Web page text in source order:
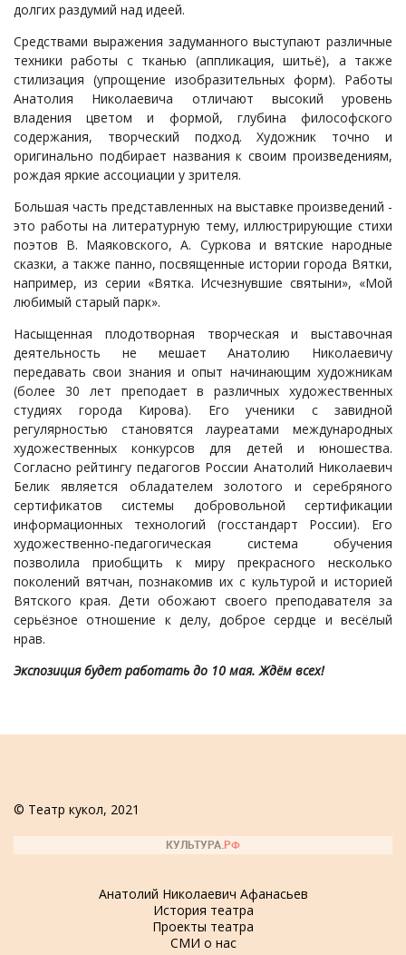
долгих раздумий над идеей.
Средствами выражения задуманного выступают различные
техники работы с тканью (аппликация, шитьё), а также
стилизация (упрощение изобразительных форм). Работы
Анатолия Николаевича отличают высокий уровень
владения цветом и формой, глубина философского
содержания, творческий подход. Художник точно и
оригинально подбирает названия к своим произведениям,
рождая яркие ассоциации у зрителя.
Большая часть представленных на выставке произведений -
это работы на литературную тему, иллюстрирующие стихи
поэтов В. Маяковского, А. Суркова и вятские народные
сказки, а также панно, посвященные истории города Вятки,
например, из серии «Вятка. Исчезнувшие святыни», «Мой
любимый старый парк».
Насыщенная плодотворная творческая и выставочная
деятельность не мешает Анатолию Николаевичу
передавать свои знания и опыт начинающим художникам
(более 30 лет преподает в различных художественных
студиях города Кирова). Его ученики с завидной
регулярностью становятся лауреатами международных
художественных конкурсов для детей и юношества.
Согласно рейтингу педагогов России Анатолий Николаевич
Белик является обладателем золотого и серебряного
сертификатов системы добровольной сертификации
информационных технологий (госстандарт России). Его
художественно-педагогическая система обучения
позволила приобщить к миру прекрасного несколько
поколений вятчан, познакомив их с культурой и историей
Вятского края. Дети обожают своего преподавателя за
серьёзное отношение к делу, доброе сердце и весёлый
нрав.
Экспозиция будет работать до 10 мая. Ждём всех!
© Театр кукол, 2021
Анатолий Николаевич Афанасьев
История театра
Проекты театра
СМИ о нас